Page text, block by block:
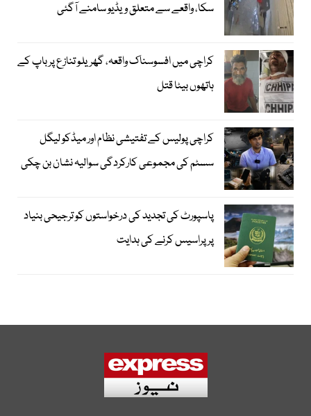
سکا، واقعے سے متعلق ویڈیو سامنے آگئی
کراچی میں افسوسناک واقعہ، گھریلو تنازع پر باپ کے
ہاتھوں بیٹا قتل
کراچی پولیس کے تفتیشی نظام اور میڈکو لیگل
سسٹم کی مجموعی کارکردگی سوالیہ نشان بن چکی
پاسپورٹ کی تجدید کی درخواستوں کو ترجیحی بنیاد
پر پراسیس کرنے کی ہدایت